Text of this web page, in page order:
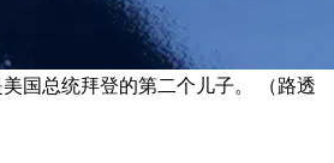
国总统拜登的第二个儿子。 （路透